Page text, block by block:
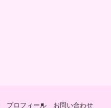
プロフィール お問い合わせ